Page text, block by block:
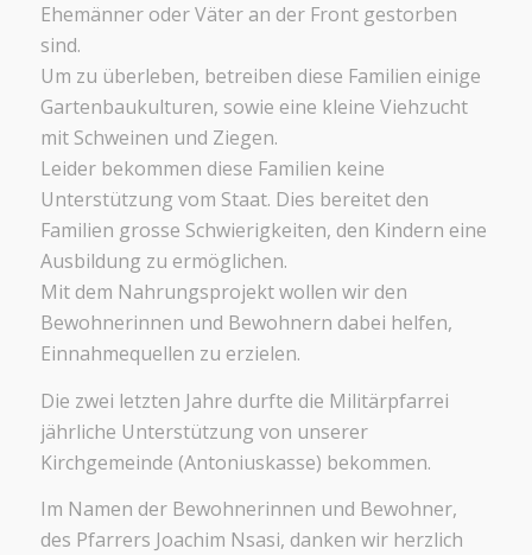
Ehemänner oder Väter an der Front gestorben
sind.
Um zu überleben, betreiben diese Familien einige
Gartenbaukulturen, sowie eine kleine Viehzucht
mit Schweinen und Ziegen.
Leider bekommen diese Familien keine
Unterstützung vom Staat. Dies bereitet den
Familien grosse Schwierigkeiten, den Kindern eine
Ausbildung zu ermöglichen.
Mit dem Nahrungsprojekt wollen wir den
Bewohnerinnen und Bewohnern dabei helfen,
Einnahmequellen zu erzielen.
Die zwei letzten Jahre durfte die Militärpfarrei
jährliche Unterstützung von unserer
Kirchgemeinde (Antoniuskasse) bekommen.
Im Namen der Bewohnerinnen und Bewohner,
des Pfarrers Joachim Nsasi, danken wir herzlich